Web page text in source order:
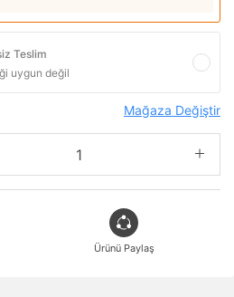
Teslim
uygun değil
Mağaza Değiştir
Ürünü Paylaş